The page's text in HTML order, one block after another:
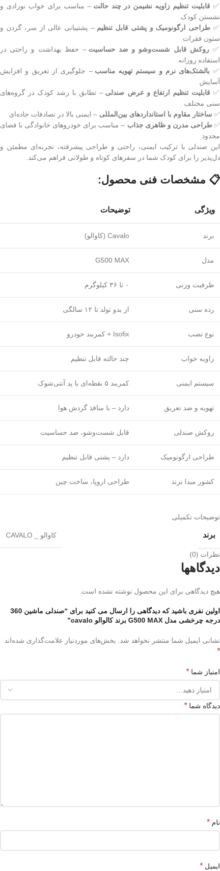
✅ قابلیت تنظیم زاویه نشیمن در چند حالت – مناسب برای خواب نوزادی و
نشستن کودک
✅ طراحی ارگونومیک و پشتی قابل تنظیم – پشتیبانی عالی از سر، گردن و
ستون فقرات
✅روکش قابل شست‌وشو و ضد حساسیت – حفظ بهداشت و راحتی در
استفاده روزانه
✅ بالشتک‌های نرم و سیستم تهویه مناسب – جلوگیری از تعریق و افزایش
آسایش
✅قابلیت تنظیم ارتفاع و عرض صندلی – تطابق با رشد کودک در گروه‌های
سنی مختلف
✅ ساختار مقاوم با استانداردهای بین‌المللی – ایمنی بالا در تصادفات جاده‌ای
✅طراحی مدرن و ظاهری جذاب – مناسب برای خودروهای خانوادگی با فضای
محدود
این صندلی با ترکیب ایمنی، راحتی و طراحی پیشرفته، تجربه‌ای مطمئن و
دل‌پذیر را برای کودک شما در سفرهای کوتاه و طولانی فراهم می‌کند.
📋 مشخصات فنی محصول:
ویژگی توضیحات
برند Cavalo (کاوالو)
مدل G500 MAX
ظرفیت وزنی ۰ تا ۳۶ کیلوگرم
رده سنی از بدو تولد تا ۱۲ سالگی
نوع نصب Isofix + کمربند خودرو
زاویه خواب چند حالته قابل تنظیم
سیستم ایمنی کمربند ۵ نقطه‌ای با پد آنتی‌شوک
تهویه و ضد تعریق دارد – با منافذ گردش هوا
روکش صندلی قابل شست‌وشو، ضد حساسیت
طراحی ارگونومیک دارد – پشتی قابل تنظیم
کشور مبدا برند طراحی اروپا، ساخت چین
توضیحات تکمیلی
برند کاوالو _ CAVALO
نظرات (0)
دیدگاهها
هیچ دیدگاهی برای این محصول نوشته نشده است.
اولین نفری باشید که دیدگاهی را ارسال می کنید برای “صندلی ماشین 360
درجه چرخشی مدل G500 MAX برند کالوالو cavalo”
نشانی ایمیل شما منتشر نخواهد شد. بخش‌های موردنیاز علامت‌گذاری شده‌اند
*
امتیاز شما *
دیدگاه شما *
نام *
ایمیل *